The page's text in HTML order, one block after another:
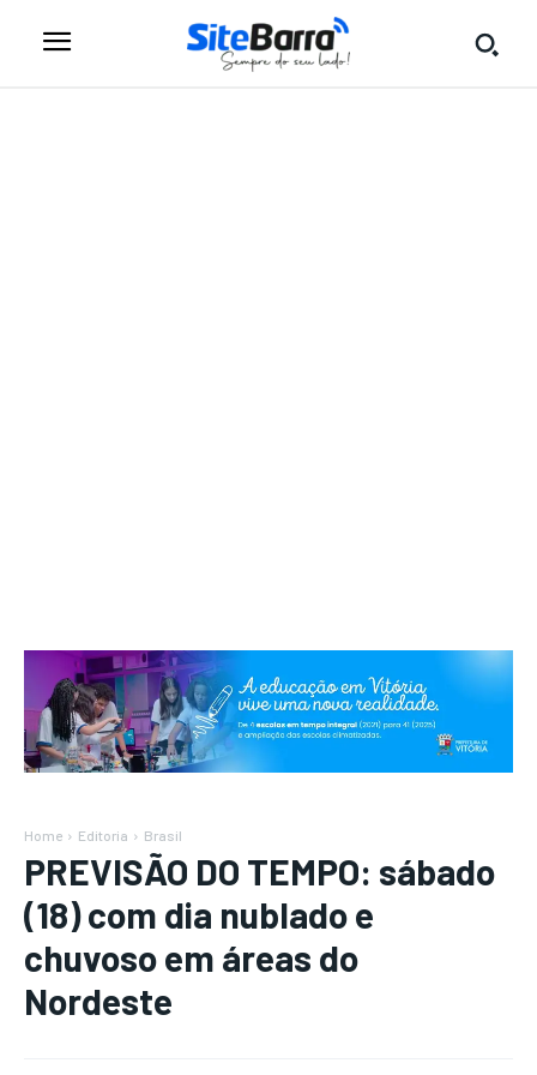
Home Editoria Brasil
PREVISÃO DO TEMPO: sábado
(18) com dia nublado e
chuvoso em áreas do
Nordeste